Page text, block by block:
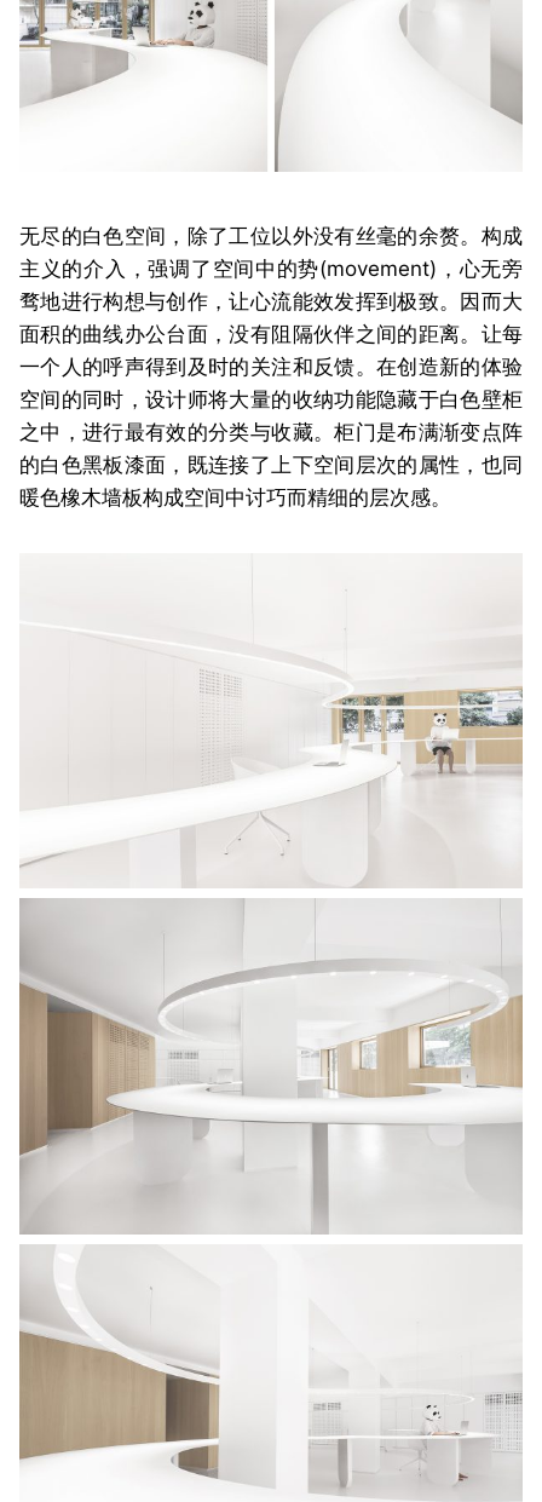
无尽的白色空间，除了工位以外没有丝毫的余赘。构成
主义的介入，强调了空间中的势(movement)，心无旁
骛地进行构想与创作，让心流能效发挥到极致。因而大
面积的曲线办公台面，没有阻隔伙伴之间的距离。让每
一个人的呼声得到及时的关注和反馈。在创造新的体验
空间的同时，设计师将大量的收纳功能隐藏于白色壁柜
之中，进行最有效的分类与收藏。柜门是布满渐变点阵
的白色黑板漆面，既连接了上下空间层次的属性，也同
暖色橡木墙板构成空间中讨巧而精细的层次感。